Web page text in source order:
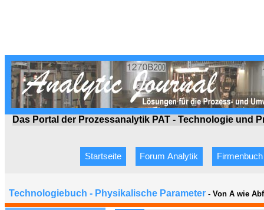
Das Portal der Prozessanalytik PAT - Technologie und
Startseite Forum Analytik Firmenbuch
Technologiebuch - Physikalische Parameter - Von A wie